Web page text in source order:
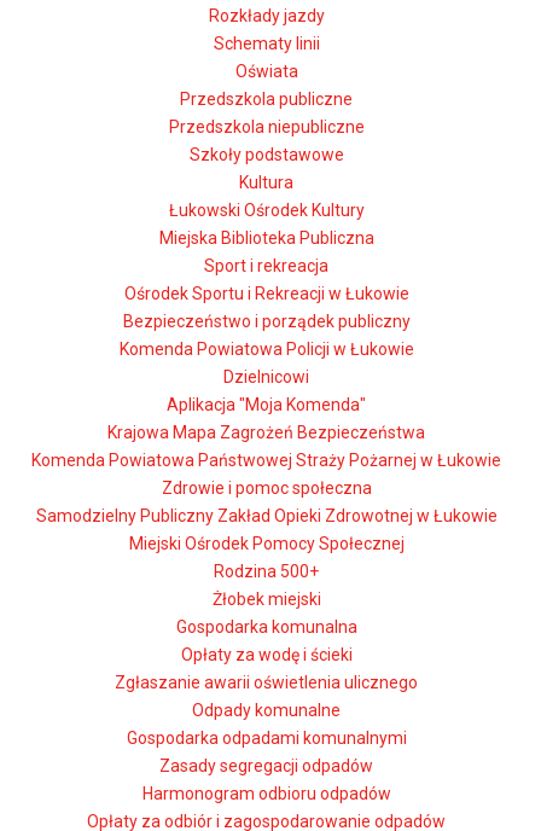
Rozkłady jazdy
Schematy linii
Oświata
Przedszkola publiczne
Przedszkola niepubliczne
Szkoły podstawowe
Kultura
Łukowski Ośrodek Kultury
Miejska Biblioteka Publiczna
Sport i rekreacja
Ośrodek Sportu i Rekreacji w Łukowie
Bezpieczeństwo i porządek publiczny
Komenda Powiatowa Policji w Łukowie
Dzielnicowi
Aplikacja "Moja Komenda"
Krajowa Mapa Zagrożeń Bezpieczeństwa
Komenda Powiatowa Państwowej Straży Pożarnej w Łukowie
Zdrowie i pomoc społeczna
Samodzielny Publiczny Zakład Opieki Zdrowotnej w Łukowie
Miejski Ośrodek Pomocy Społecznej
Rodzina 500+
Żłobek miejski
Gospodarka komunalna
Opłaty za wodę i ścieki
Zgłaszanie awarii oświetlenia ulicznego
Odpady komunalne
Gospodarka odpadami komunalnymi
Zasady segregacji odpadów
Harmonogram odbioru odpadów
Opłaty za odbiór i zagospodarowanie odpadów